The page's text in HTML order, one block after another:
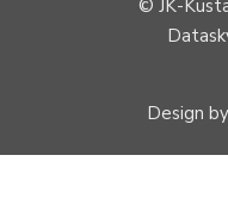
© JK-
Design by